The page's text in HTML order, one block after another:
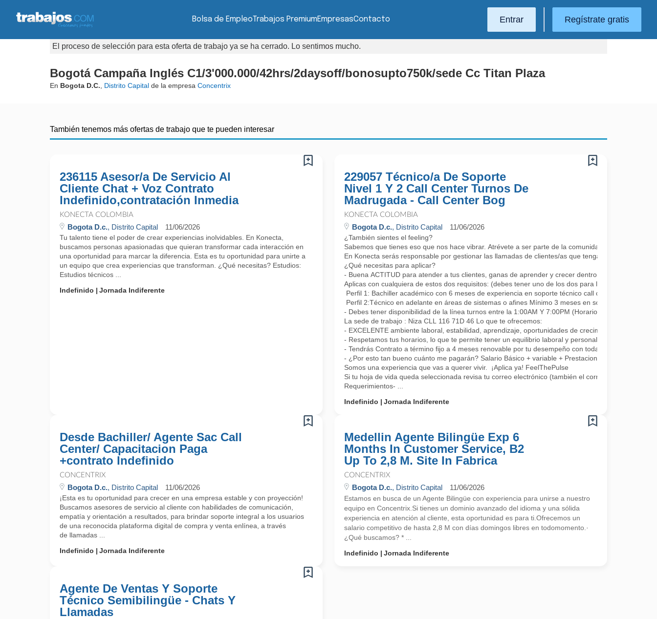
Bolsa de EmpleoTrabajos PremiumEmpresasContacto Entrar Regístrate gratis
El proceso de selección para esta oferta de trabajo ya se ha cerrado. Lo sentimos mucho.
Bogotá Campaña Inglés C1/3'000.000/42hrs/2daysoff/bonosupto750k/sede Cc Titan Plaza
En Bogota D.C. Distrito Capital de la empresa Concentrix
También tenemos más ofertas de trabajo que te pueden interesar
236115 Asesor/a De Servicio Al
Cliente Chat + Voz Contrato
Indefinido,contratación Inmedia
KONECTA COLOMBIA
Bogota D.c., Distrito Capital 11/06/2026
Tu talento tiene el poder de crear experiencias inolvidables. En Konecta,
buscamos personas apasionadas que quieran transformar cada interacción en
una oportunidad para marcar la diferencia. Esta es tu oportunidad para unirte a
un equipo que crea experiencias que transforman. ¿Qué necesitas? Estudios:
Estudios técnicos ...
Indefinido
Jornada Indiferente
229057 Técnico/a De Soporte
Nivel 1 Y 2 Call Center Turnos De
Madrugada - Call Center Bog
KONECTA COLOMBIA
Bogota D.c., Distrito Capital 11/06/2026
¿También sientes el feeling?
Sabemos que tienes eso que nos hace vibrar. Atrévete a ser parte de la comunidad más cool; lo
En Konecta serás responsable por gestionar las llamadas de clientes/as que tengan algún
¿Qué necesitas para aplicar?
- Buena ACTITUD para atender a tus clientes, ganas de aprender y crecer dentro de la compañía
Aplicas con cualquiera de estos dos requisitos: (debes tener uno de los dos para la continuidad, se
Perfil 1: Bachiller académico con 6 meses de experiencia en soporte técnico call center.
Perfil 2:Técnico en adelante en áreas de sistemas o afines Mínimo 3 meses en soporte o áreas
- Debes tener disponibilidad de la línea turnos entre la 1:00AM Y 7:00PM (Horarios rotativos, 1 día
La sede de trabajo : Niza CLL 116 71D 46 Lo que te ofrecemos:
- EXCELENTE ambiente laboral, estabilidad, aprendizaje, oportunidades de crecimiento, tenemos
- Respetamos tus horarios, lo que te permite tener un equilibrio laboral y personal
- Tendrás Contrato a término fijo a 4 meses renovable por tu desempeño con todas las prestaciones
- ¿Por esto tan bueno cuánto me pagarán? Salario Básico + variable + Prestaciones por ley.
Somos una experiencia que vas a querer vivir. ¡Aplica ya! FeelThePulse
Si tu hoja de vida queda seleccionada revisa tu correo electrónico (también el correo no deseado)
Requerimientos- ...
Indefinido
Jornada Indiferente
Desde Bachiller/ Agente Sac Call
Center/ Capacitacion Paga
+contrato Indefinido
CONCENTRIX
Bogota D.c., Distrito Capital 11/06/2026
¡Esta es tu oportunidad para crecer en una empresa estable y con proyección!
Buscamos asesores de servicio al cliente con habilidades de comunicación,
empatía y orientación a resultados, para brindar soporte integral a los usuarios
de una reconocida plataforma digital de compra y venta enlínea, a través
de llamadas ...
Indefinido
Jornada Indiferente
Medellin Agente Bilingüe Exp 6
Months In Customer Service, B2
Up To 2,8 M. Site In Fabrica
CONCENTRIX
Bogota D.c., Distrito Capital 11/06/2026
Estamos en busca de un Agente Bilingüe con experiencia para unirse a nuestro
equipo en Concentrix.Si tienes un dominio avanzado del idioma y una sólida
experiencia en atención al cliente, esta oportunidad es para ti.Ofrecemos un
salario competitivo de hasta 2,8 M con días domingos libres en todomomento.·
¿Qué buscamos? * ...
Indefinido
Jornada Indiferente
Agente De Ventas Y Soporte
Técnico Semibilingüe - Chats Y
Llamadas